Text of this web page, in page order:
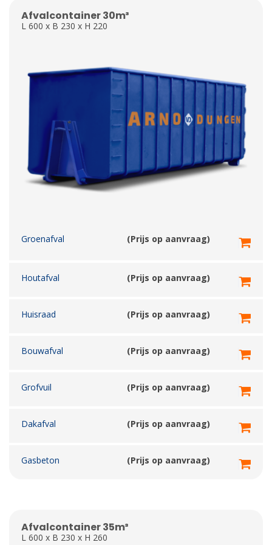
Afvalcontainer 30m³
L 600 x B 230 x H 220
Groenafval (Prijs op aanvraag)
Houtafval (Prijs op aanvraag)
Huisraad (Prijs op aanvraag)
Bouwafval (Prijs op aanvraag)
Grofvuil (Prijs op aanvraag)
Dakafval (Prijs op aanvraag)
Gasbeton (Prijs op aanvraag)
Afvalcontainer 35m³
L 600 x B 230 x H 260